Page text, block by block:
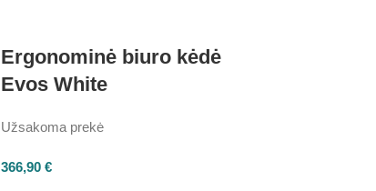
Ergonominė biuro kėdė
Evos White
Užsakoma prekė
366,90€